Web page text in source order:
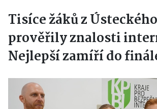
Tisíce žáků z
prověřily znalosti
Nejlepší zamíří do